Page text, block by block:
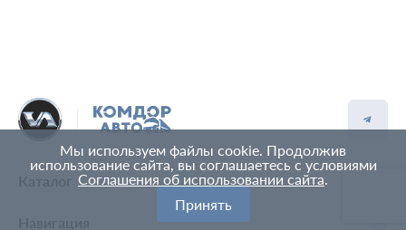
Мы используем файлы cookie. Продолжив
использование сайта, вы соглашаетесь с условиями
Соглашения об использовании сайта.
Принять